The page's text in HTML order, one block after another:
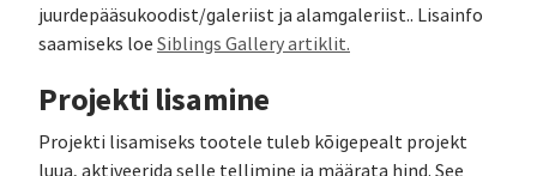
juurdepääsukoodist/galeriist ja alamgaleriist.. Lisainfo
saamiseks loe Siblings Gallery artiklit.
Projekti lisamine
Projekti lisamiseks tootele tuleb kõigepealt projekt
luua, aktiveerida selle tellimine ja määrata hind. See